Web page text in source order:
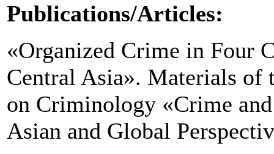
Publications/Articles:
«Organized Crime in Four
Central Asia». Materials of
on Criminology «Crime
Asian and Global